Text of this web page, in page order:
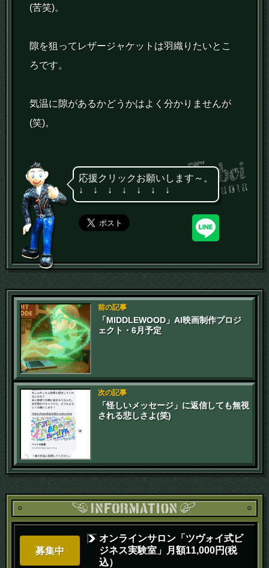
(苦笑)。
隙を狙ってレザージャケットは羽織りたいとこ
ろです。
気温に隙があるかどうかはよく分かりませんが
(笑)。
応援クリックお願いします～。
↓ ↓ ↓ ↓ ↓ ↓ ↓
前の記事
「MIDDLEWOOD」AI映画制作プロジ
ェクト・6月予定
次の記事
「怪しいメッセージ」に返信しても無視
される悲しさよ(笑)
募集中
オンラインサロン「ツヴォイ式ビ
ジネス実験室」月額11,000円(税
込）